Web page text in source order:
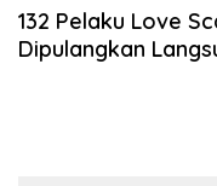
132 Pelaku Love
Dipulangkan